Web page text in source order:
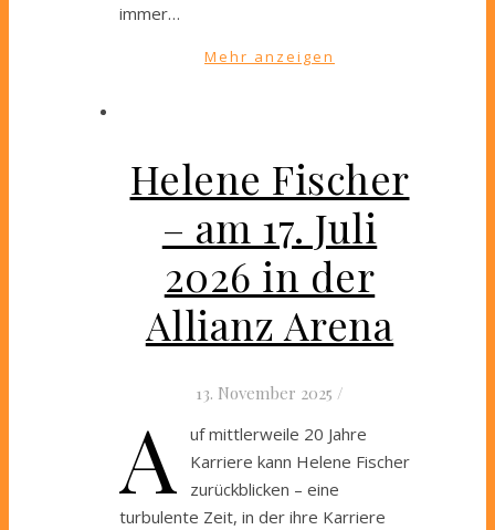
immer…
Mehr anzeigen
Helene Fischer
– am 17. Juli
2026 in der
Allianz Arena
13. November 2025 /
A
uf mittlerweile 20 Jahre
Karriere kann Helene Fischer
zurückblicken – eine
turbulente Zeit, in der ihre Karriere